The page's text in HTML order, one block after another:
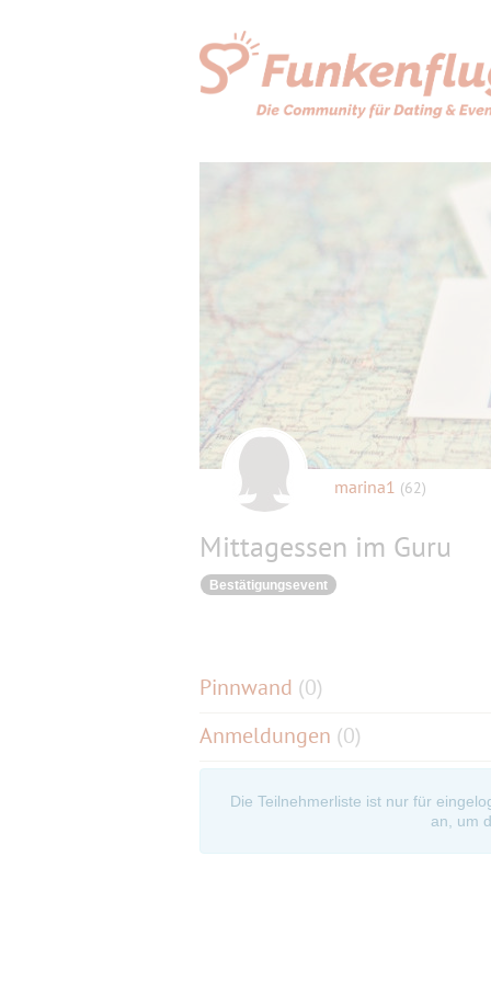
marina1 (62)
Mittagessen im Guru
Bestätigungsevent
Pinnwand (0)
Anmeldungen (0)
Die Teilnehmerliste ist nur für
an, um